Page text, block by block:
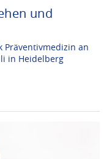
und
Präventivmedizin an
in Heidelberg